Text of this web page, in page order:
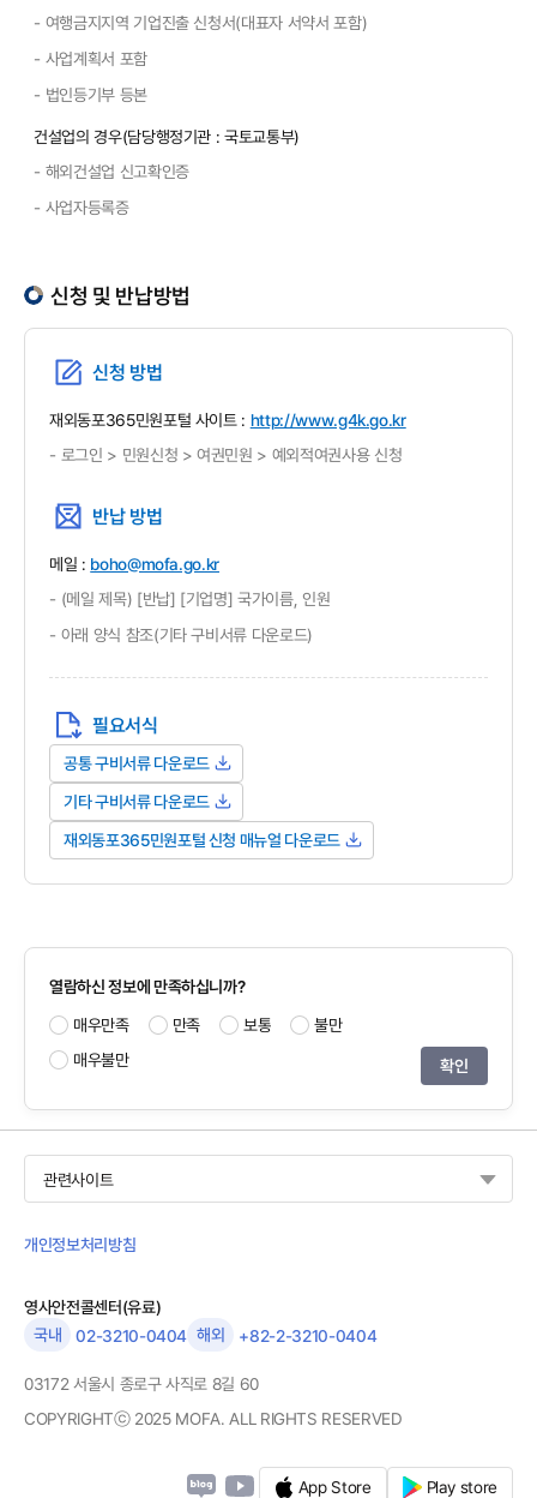
- 여행금지지역 기업진출 신청서(대표자 서약서 포함)
- 사업계획서 포함
- 법인등기부 등본
건설업의 경우(담당행정기관 : 국토교통부)
- 해외건설업 신고확인증
- 사업자등록증
신청 및 반납방법
신청 방법
재외동포365민원포털 사이트 : http://www.g4k.go.kr
- 로그인 > 민원신청 > 여권민원 > 예외적여권사용 신청
반납 방법
메일 : boho@mofa.go.kr
- (메일 제목) [반납] [기업명] 국가이름, 인원
- 아래 양식 참조(기타 구비서류 다운로드)
필요서식
공통 구비서류 다운로드
기타 구비서류 다운로드
재외동포365민원포털 신청 매뉴얼 다운로드
열람하신 정보에 만족하십니까?
매우만족
만족 보통
불만
매우불만
관련사이트
개인정보처리방침
영사안전콜센터(유료)
국내
02-3210-0404 해외 +82-2-3210-0404
03172 서울시 종로구 사직로 8길 60
COPYRIGHTⓒ 2025 MOFA. ALL RIGHTS RESERVED
App Store Play store